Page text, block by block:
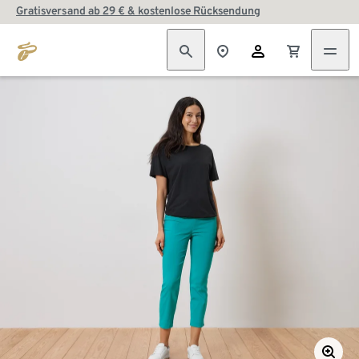
Gratisversand ab 29 € & kostenlose Rücksendung